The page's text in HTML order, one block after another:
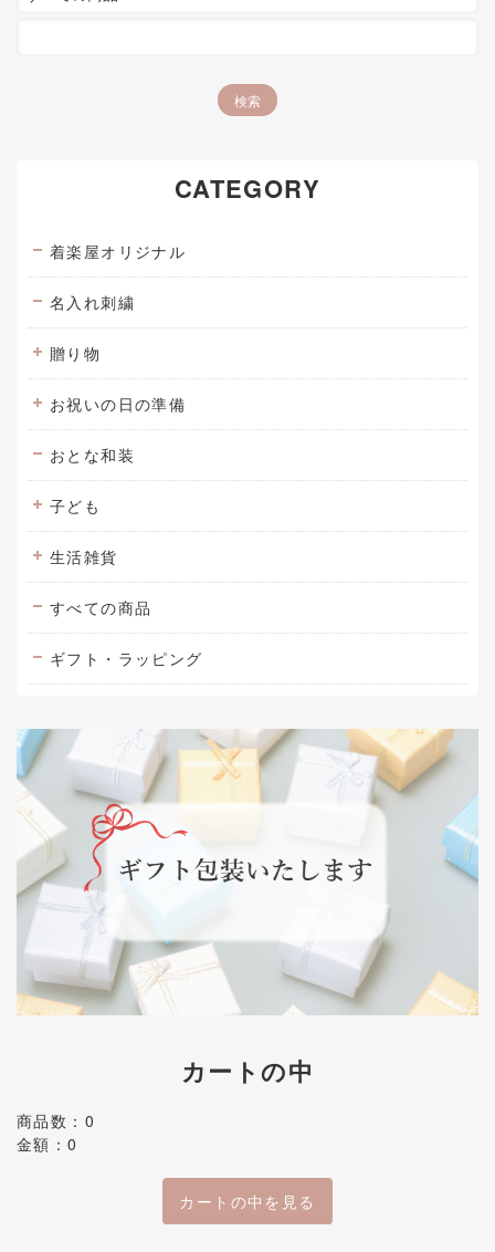
CATEGORY
着楽屋オリジナル
名入れ刺繍
贈り物
お祝いの日の準備
おとな和装
子ども
生活雑貨
すべての商品
ギフト・ラッピング
カートの中
商品数：0
金額：0
カートの中を見る